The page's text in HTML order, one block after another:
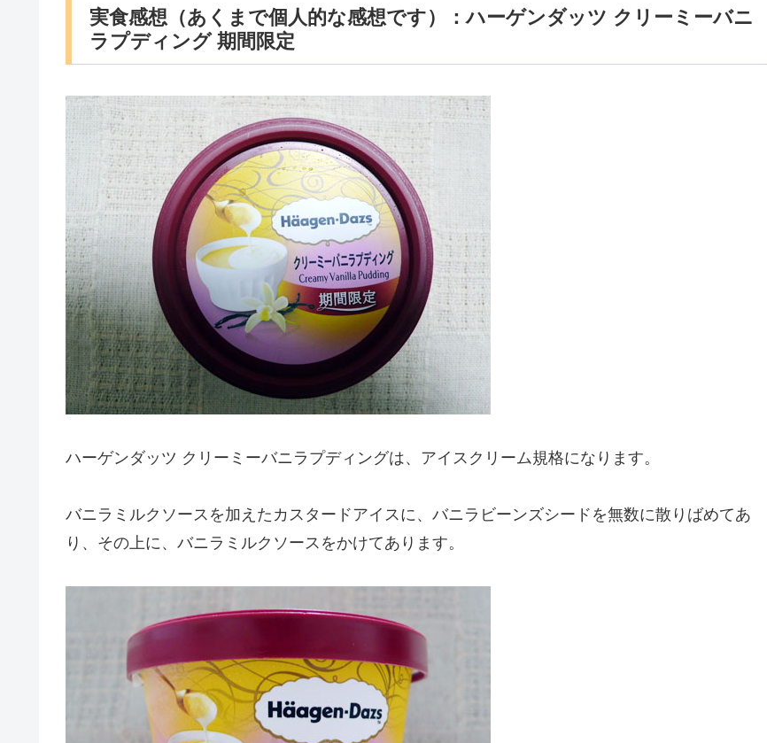
実食感想（あくまで個人的な感想です）：ハーゲンダッツ クリーミーバニ
ラプディング 期間限定
ハーゲンダッツ クリーミーバニラプディングは、アイスクリーム規格になります。
バニラミルクソースを加えたカスタードアイスに、バニラビーンズシードを無数に散りばめてあ
り、その上に、バニラミルクソースをかけてあります。